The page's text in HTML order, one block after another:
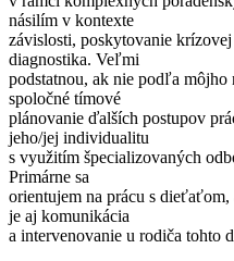
násilím v kontexte
závislosti, poskytovanie
diagnostika. Veľmi
podstatnou, ak nie podľa
spoločné tímové
plánovanie ďalších postupov
jeho/jej individualitu
s využitím špecializovaných
Primárne sa
orientujem na prácu s
je aj komunikácia
a intervenovanie u rodiča tohto